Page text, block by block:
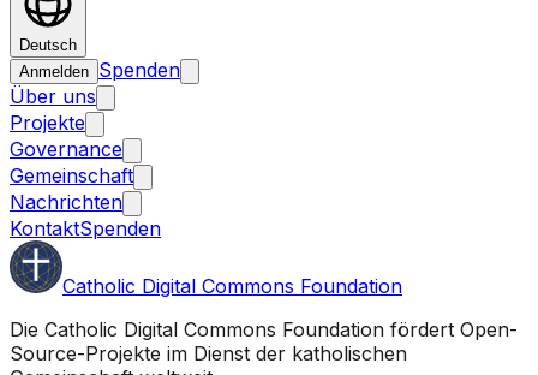
Deutsch
Anmelden Spenden
Über uns
Projekte
Governance
Gemeinschaft
Nachrichten
KontaktSpenden
Catholic Digital Commons Foundation
Die Catholic Digital Commons Foundation fördert Open-
Source-Projekte im Dienst der katholischen